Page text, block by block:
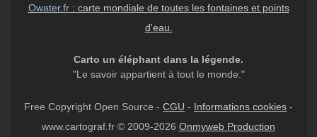
Owater.fr: carte mondiale de toutes les fontaines et points
d'eau.
Carto un éléphant dans la légende.
"Le savoir appartient à tout le monde."
Free Copyright Open Source - CGU - Informations cookies -
www.cartograf.fr © 2009-2026 Onmyweb Production